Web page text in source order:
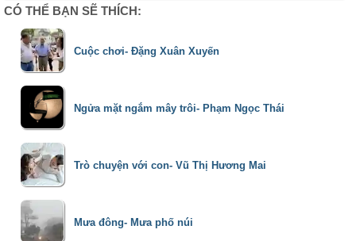
0 Comment:
CÓ THỂ BẠN SẼ THÍCH:
Cuộc chơi- Đặng Xuân Xuyến
Ngửa mặt ngắm mây trôi- Phạm Ngọc Thái
Trò chuyện với con- Vũ Thị Hương Mai
Mưa đông- Mưa phố núi